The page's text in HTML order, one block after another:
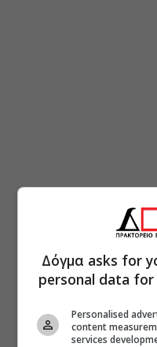
Δόγμα asks for
personal data
Personalised
content
services